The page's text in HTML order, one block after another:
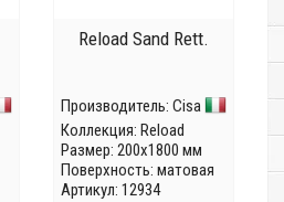
Reload Sand Rett.
Производитель: Cisa
Коллекция: Reload
Размер: 200x1800 мм
Поверхность: матовая
Артикул: 12934